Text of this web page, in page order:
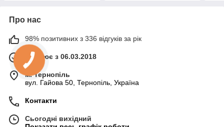
Про нас
98% позитивних з 336 відгуків за рік
Працює з 06.03.2018
м. Тернопіль
вул. Гайова 50, Тернопіль, Україна
Контакти
Сьогодні вихідний